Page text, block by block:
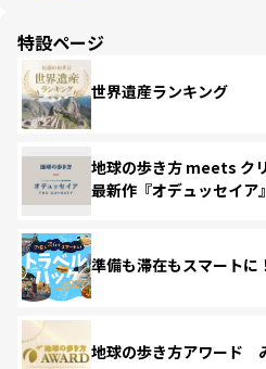
特設ページ
世界遺産ランキング
地球の歩き方 meets ク
最新作『オデュッセイア』
準備も滞在もスマート
地球の歩き方アワード